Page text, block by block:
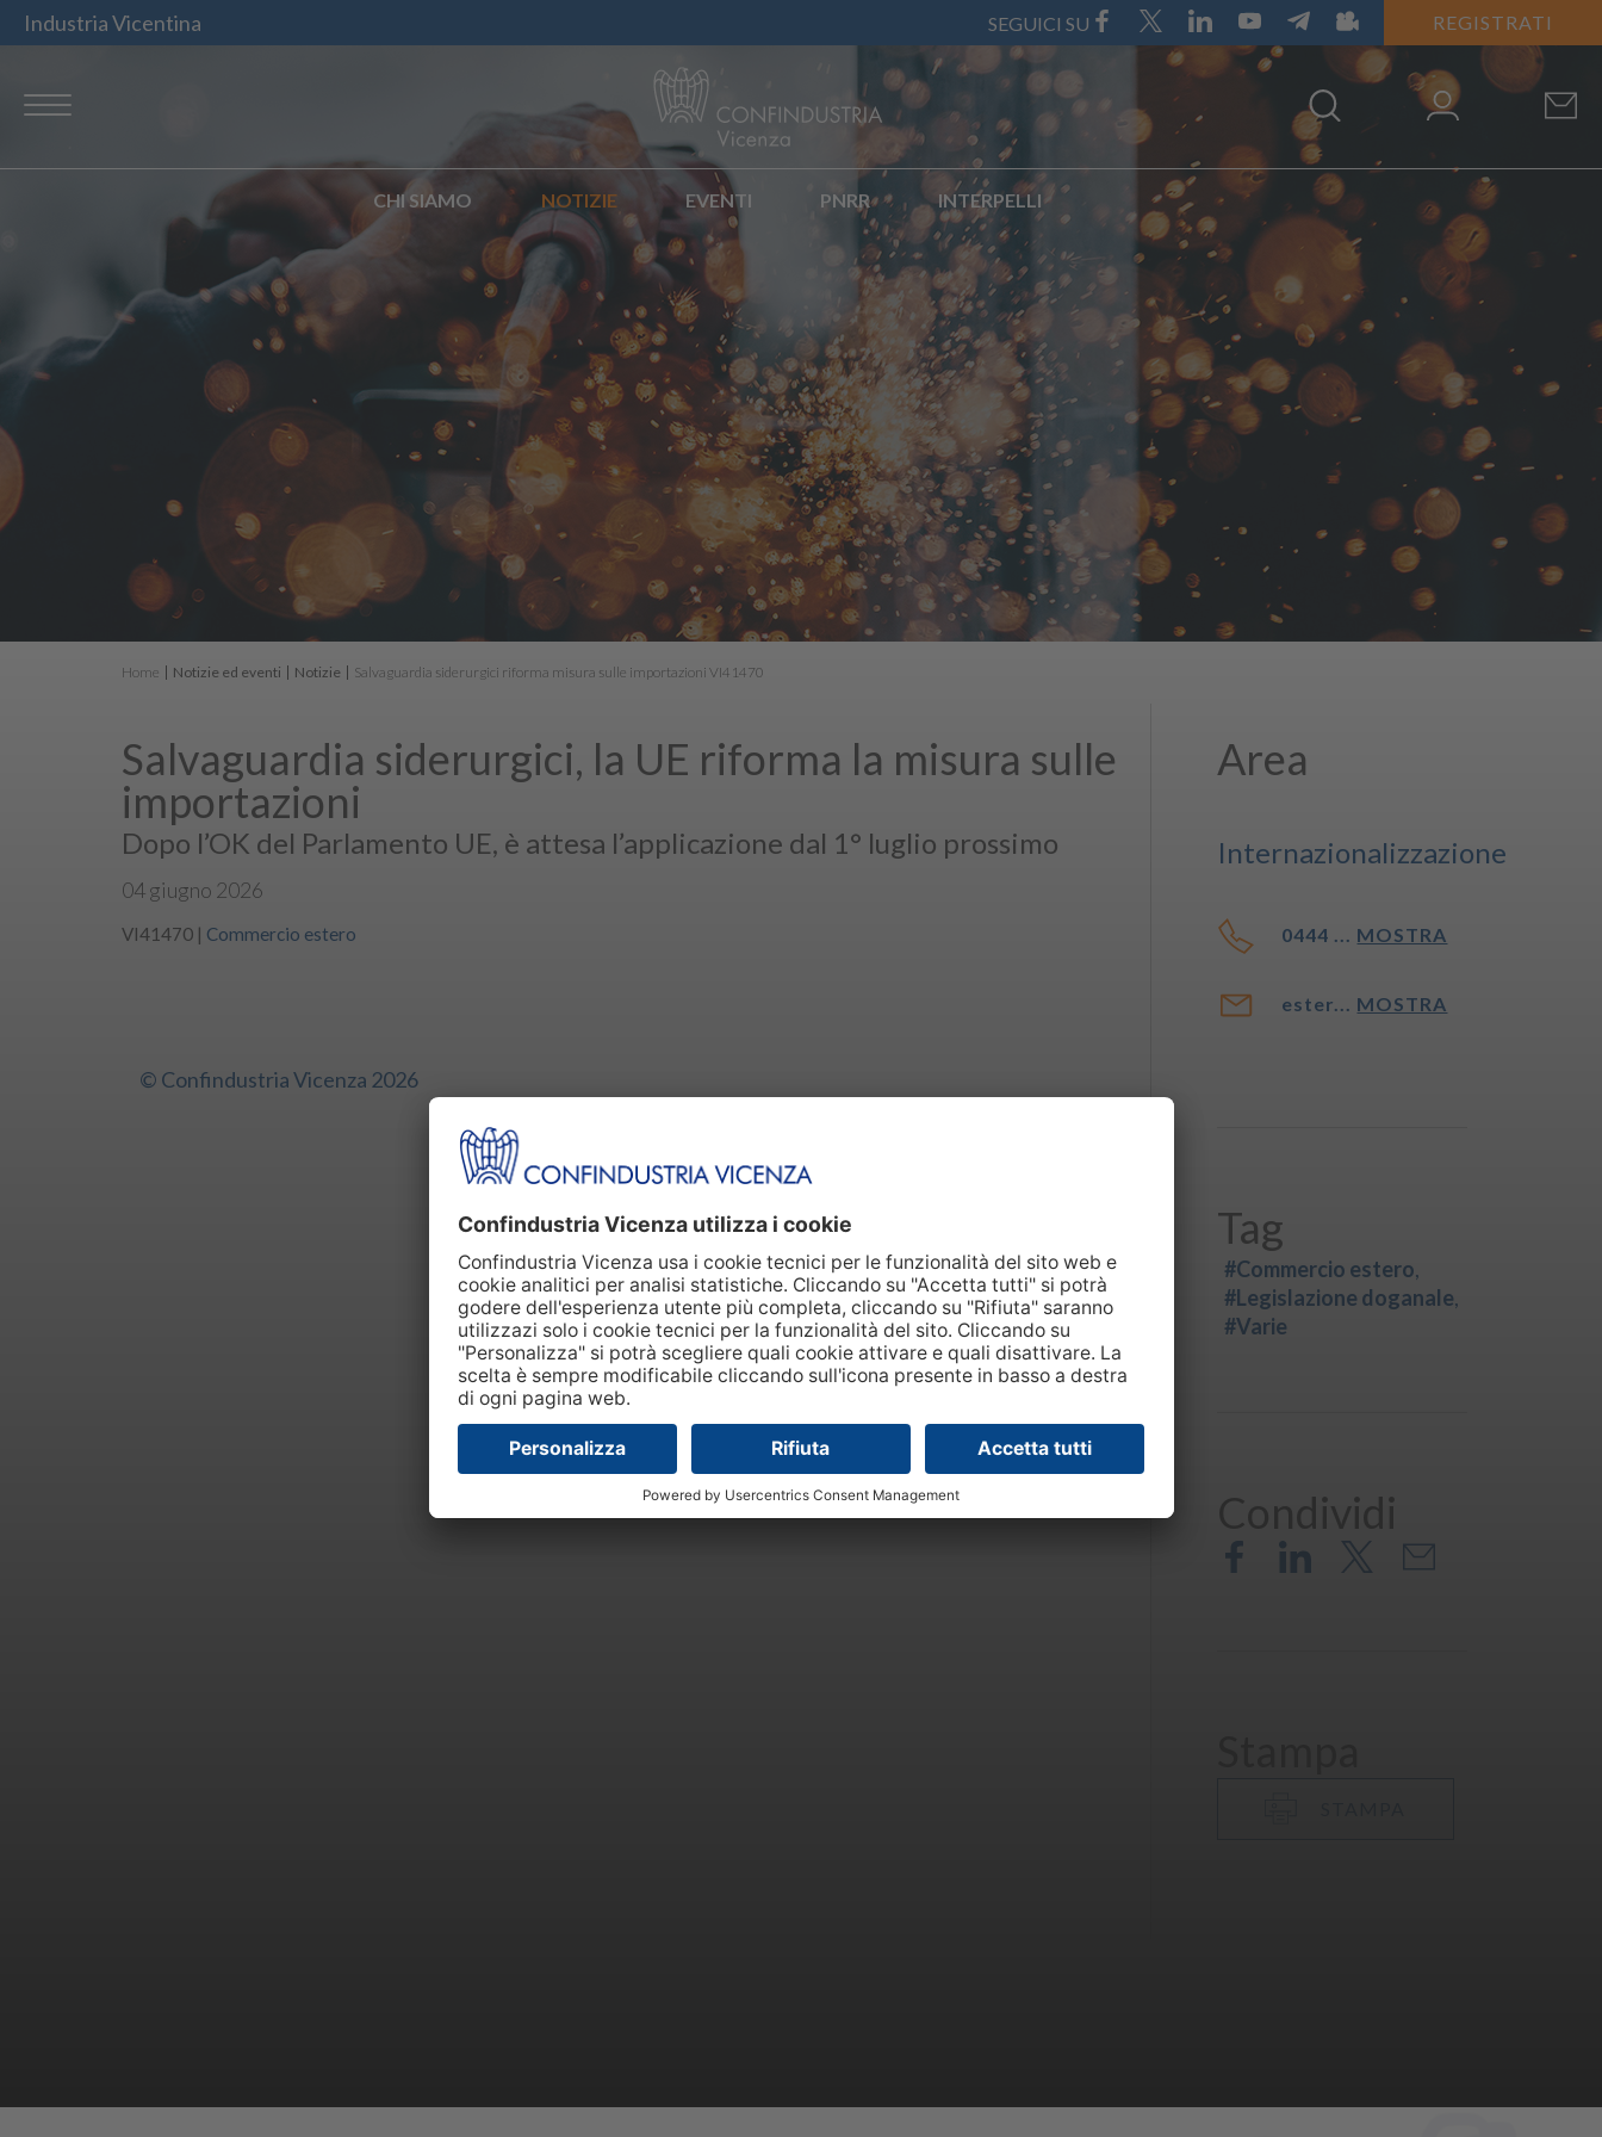
Industria Vicentina SEGUICI SU REGISTRATI
CHI SIAMO NOTIZIE EVENTI PNRR INTERPELLI
Home Notizie ed eventi Notizie Salvaguardia siderurgici riforma misura sulle importazioni VI41470
Salvaguardia siderurgici, la UE riforma la misura sulle
importazioni
Dopo l’OK del Parlamento UE, è attesa l’applicazione dal 1° luglio prossimo
04 giugno 2026
VI41470 | Commercio estero
© Confindustria Vicenza 2026
Area
Internazionalizzazione
0444 ... MOSTRA
ester... MOSTRA
Tag
#Commercio estero
#Legislazione doganale
#Varie
Condividi